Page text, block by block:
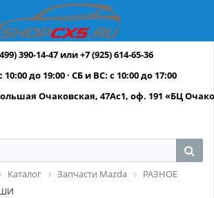
390-14-47 или +7 (925) 614-65-36
до 19:00 · СБ и ВС: с 10:00 до 17:00
Очаковская, 47Ас1, оф. 191 «БЦ
Каталог Запчасти Mazda
РАЗНОЕ